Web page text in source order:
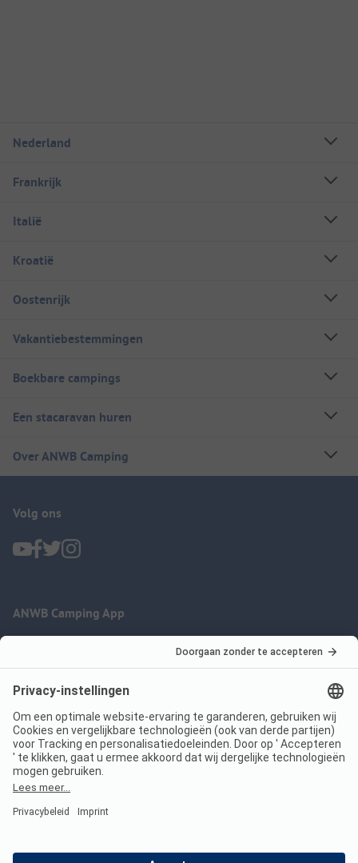
Nederland
Frankrijk
Italië
Kroatië
Oostenrijk
Vakantiebestemmingen
Boekbare campings
Een stacaravan huren
Over ANWB Camping
Volg ons
ANWB Camping App
Imprint
Jouw privacy
Voorwaarden
Wet digitale diensten